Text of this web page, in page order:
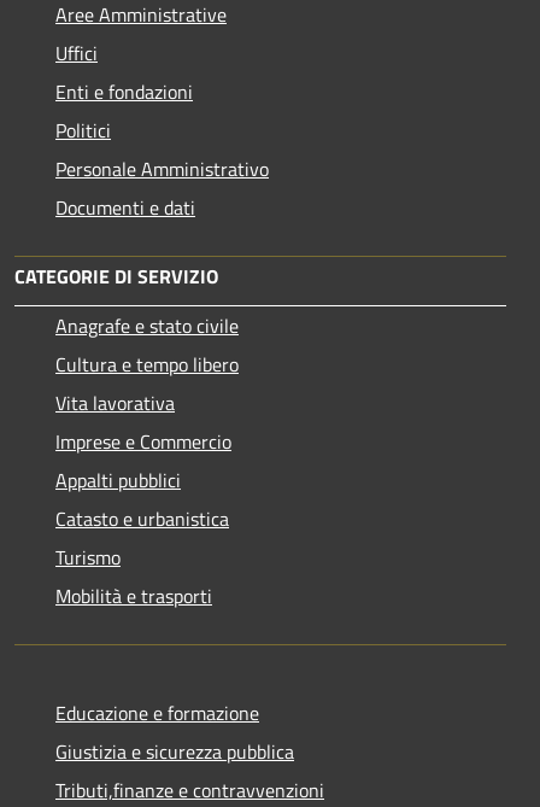
Aree Amministrative
Uffici
Enti e fondazioni
Politici
Personale Amministrativo
Documenti e dati
CATEGORIE DI SERVIZIO
Anagrafe e stato civile
Cultura e tempo libero
Vita lavorativa
Imprese e Commercio
Appalti pubblici
Catasto e urbanistica
Turismo
Mobilità e trasporti
Educazione e formazione
Giustizia e sicurezza pubblica
Tributi,finanze e contravvenzioni